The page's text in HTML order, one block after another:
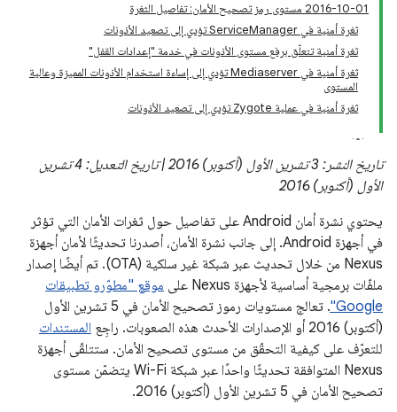
‎2016-10-01 مستوى رمز تصحيح الأمان: تفاصيل الثغرة
ثغرة أمنية في ServiceManager تؤدي إلى تصعيد الأذونات
ثغرة أمنية تتعلّق برفع مستوى الأذونات في خدمة "إعدادات القفل"
ثغرة أمنية في Mediaserver تؤدي إلى إساءة استخدام الأذونات المميزة وعالية
المستوى
ثغرة أمنية في عملية Zygote تؤدي إلى تصعيد الأذونات
تاريخ النشر: 3 تشرين الأول (أكتوبر) 2016 | تاريخ التعديل: 4 تشرين
الأول (أكتوبر) 2016
يحتوي نشرة أمان Android على تفاصيل حول ثغرات الأمان التي تؤثر
في أجهزة Android. إلى جانب نشرة الأمان، أصدرنا تحديثًا لأمان أجهزة
Nexus من خلال تحديث عبر شبكة غير سلكية (OTA). تم أيضًا إصدار
ملفّات برمجية أساسية لأجهزة Nexus على
موقع "مطوّرو تطبيقات
Google"
. تعالج مستويات رموز تصحيح الأمان في 5 تشرين الأول
(أكتوبر) 2016 أو الإصدارات الأحدث هذه الصعوبات. راجِع
المستندات
للتعرّف على كيفية التحقّق من مستوى تصحيح الأمان. ستتلقّى أجهزة
Nexus المتوافقة تحديثًا واحدًا عبر شبكة Wi-Fi يتضمّن مستوى
تصحيح الأمان في 5 تشرين الأول (أكتوبر) 2016.